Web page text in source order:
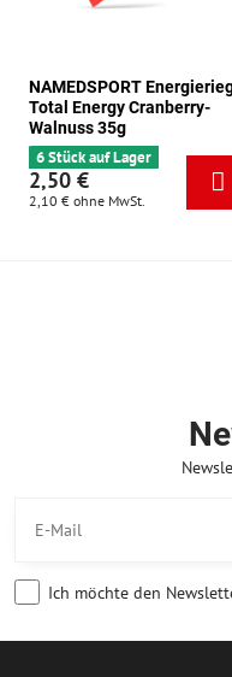
NAMEDSPORT
Total Energy Cranberry-
Walnuss 35g
6 Stück auf Lager
2,50 €
2,10 € ohne MwSt.
Ich möchte den